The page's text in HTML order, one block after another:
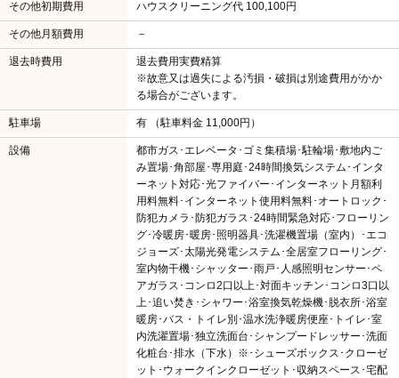
その他初期費用 ハウスクリーニング代 100,100円
その他月額費用 －
退去時費用
退去費用実費精算
※故意又は過失による汚損・破損は別途費用がかか
る場合がございます。
駐車場 有 （駐車料金 11,000円）
設備
都市ガス･エレベータ･ゴミ集積場･駐輪場･敷地内ご
み置場･角部屋･専用庭･24時間換気システム･インタ
ーネット対応･光ファイバー･インターネット月額利
用料無料･インターネット使用料無料･オートロック･
防犯カメラ･防犯ガラス･24時間緊急対応･フローリン
グ･冷暖房･暖房･照明器具･洗濯機置場（室内）･エコ
ジョーズ･太陽光発電システム･全居室フローリング･
室内物干機･シャッター･雨戸･人感照明センサー･ペ
アガラス･コンロ2口以上･対面キッチン･コンロ3口以
上･追い焚き･シャワー･浴室換気乾燥機･脱衣所･浴室
暖房･バス・トイレ別･温水洗浄暖房便座･トイレ･室
内洗濯置場･独立洗面台･シャンプードレッサー･洗面
化粧台･排水（下水）※･シューズボックス･クローゼ
ット･ウォークインクローゼット･収納スペース･宅配